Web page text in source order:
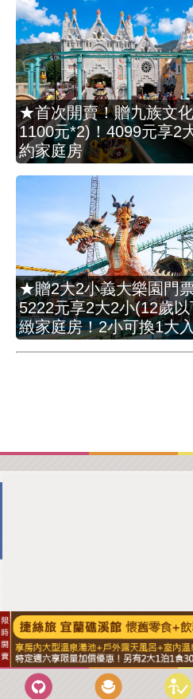
★首次開賣！贈九族文
1100元*2)！4099元享2
約家庭房
★贈2大2小義大樂園門
5222元享2大2小(12歲
緻家庭房！2小可換1大